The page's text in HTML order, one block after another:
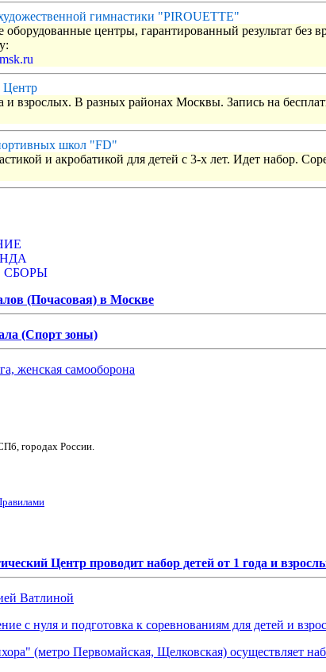
гимнастики "PIROUETTE"
центры, гарантированный результат
Центр
и взрослых. В разных районах Москвы. Запись на
школ "FD"
и акробатикой для детей с 3-х лет. Идет набор.
СБОРЫ
(Почасовая) в Москве
(Спорт зоны)
женская самооборона
городах России.
Центр проводит набор детей от 1 года и
Ватлиной
с нуля и подготовка к соревнованиям для детей и
(метро Первомайская, Щелковская) осуществляет